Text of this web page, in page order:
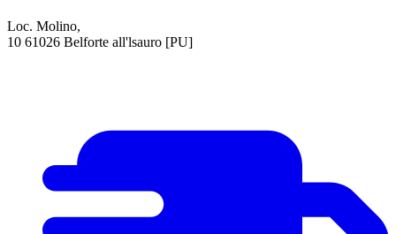
Loc. Molino,
10 61026 Belforte all'lsauro [PU]